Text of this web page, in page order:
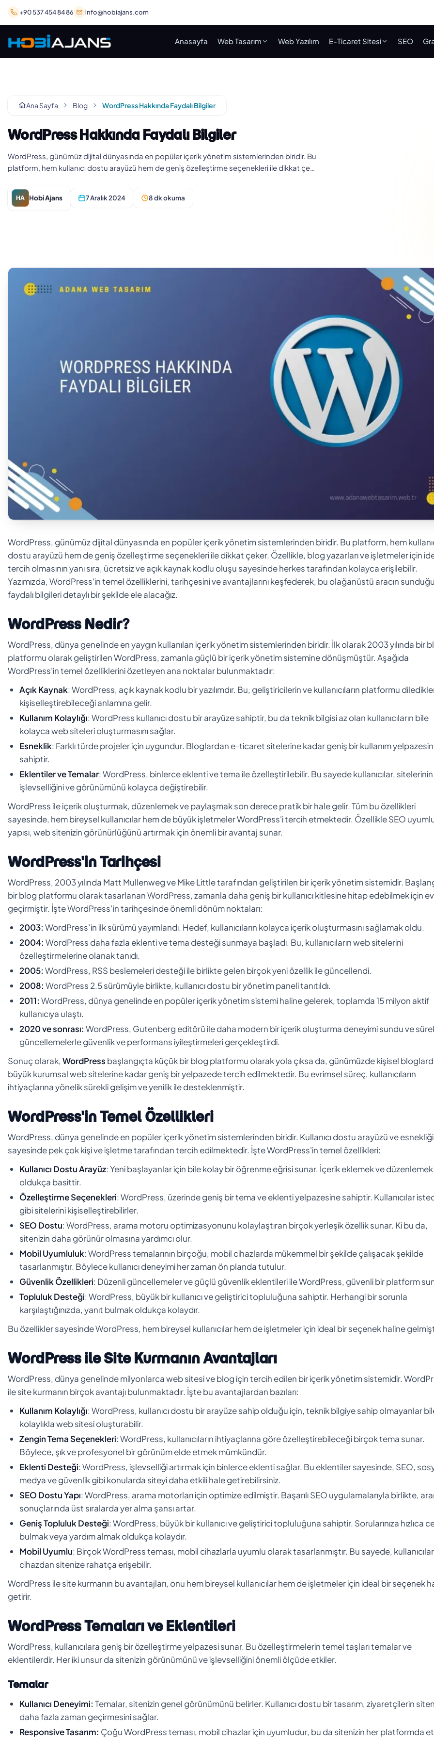
+90 537 454 84 86 info@hobiajans.com
Anasayfa Web Tasarım Web Yazılım E-Ticaret Sitesi SEO
Ana Sayfa Blog WordPress Hakkında Faydalı Bilgiler
WordPress Hakkında Faydalı Bilgiler
WordPress, günümüz dijital dünyasında en popüler içerik yönetim sistemlerinden biridir. Bu
platform, hem kullanıcı dostu arayüzü hem de geniş özelleştirme seçenekleri ile dikkat çe…
HA Hobi Ajans 7 Aralık 2024 8 dk okuma
WordPress, günümüz dijital dünyasında en popüler içerik yönetim sistemlerinden biridir. Bu platform, hem
dostu arayüzü hem de geniş özelleştirme seçenekleri ile dikkat çeker. Özellikle, blog yazarları ve işletmeler için
tercih olmasının yanı sıra, ücretsiz ve açık kaynak kodlu oluşu sayesinde herkes tarafından kolayca erişilebilir.
Yazımızda, WordPress'in temel özelliklerini, tarihçesini ve avantajlarını keşfederek, bu olağanüstü aracın sunduğu
faydalı bilgileri detaylı bir şekilde ele alacağız.
WordPress Nedir?
WordPress, dünya genelinde en yaygın kullanılan içerik yönetim sistemlerinden biridir. İlk olarak 2003 yılında bir
platformu olarak geliştirilen WordPress, zamanla güçlü bir içerik yönetim sistemine dönüşmüştür. Aşağıda
WordPress'in temel özelliklerini özetleyen ana noktalar bulunmaktadır:
Açık Kaynak: WordPress, açık kaynak kodlu bir yazılımdır. Bu, geliştiricilerin ve kullanıcıların platformu
kişiselleştirebileceği anlamına gelir.
Kullanım Kolaylığı: WordPress kullanıcı dostu bir arayüze sahiptir, bu da teknik bilgisi az olan kullanıcıların bile
kolayca web siteleri oluşturmasını sağlar.
Esneklik: Farklı türde projeler için uygundur. Bloglardan e-ticaret sitelerine kadar geniş bir kullanım
sahiptir.
Eklentiler ve Temalar: WordPress, binlerce eklenti ve tema ile özelleştirilebilir. Bu sayede kullanıcılar, sitelerinin
işlevselliğini ve görünümünü kolayca değiştirebilir.
WordPress ile içerik oluşturmak, düzenlemek ve paylaşmak son derece pratik bir hale gelir. Tüm bu özellikleri
sayesinde, hem bireysel kullanıcılar hem de büyük işletmeler WordPress'i tercih etmektedir. Özellikle SEO
yapısı, web sitenizin görünürlüğünü artırmak için önemli bir avantaj sunar.
WordPress'in Tarihçesi
WordPress, 2003 yılında Matt Mullenweg ve Mike Little tarafından geliştirilen bir içerik yönetim sistemidir.
bir blog platformu olarak tasarlanan WordPress, zamanla daha geniş bir kullanıcı kitlesine hitap edebilmek için
geçirmiştir. İşte WordPress’in tarihçesinde önemli dönüm noktaları:
2003: WordPress’in ilk sürümü yayımlandı. Hedef, kullanıcıların kolayca içerik oluşturmasını sağlamak oldu.
2004: WordPress daha fazla eklenti ve tema desteği sunmaya başladı. Bu, kullanıcıların web sitelerini
özelleştirmelerine olanak tanıdı.
2005: WordPress, RSS beslemeleri desteği ile birlikte gelen birçok yeni özellik ile güncellendi.
2008: WordPress 2.5 sürümüyle birlikte, kullanıcı dostu bir yönetim paneli tanıtıldı.
2011: WordPress, dünya genelinde en popüler içerik yönetim sistemi haline gelerek, toplamda 15 milyon aktif
kullanıcıya ulaştı.
2020 ve sonrası: WordPress, Gutenberg editörü ile daha modern bir içerik oluşturma deneyimi sundu ve
güncellemelerle güvenlik ve performans iyileştirmeleri gerçekleştirdi.
Sonuç olarak, WordPress başlangıçta küçük bir blog platformu olarak yola çıksa da, günümüzde kişisel
büyük kurumsal web sitelerine kadar geniş bir yelpazede tercih edilmektedir. Bu evrimsel süreç, kullanıcıların
ihtiyaçlarına yönelik sürekli gelişim ve yenilik ile desteklenmiştir.
WordPress'in Temel Özellikleri
WordPress, dünya genelinde en popüler içerik yönetim sistemlerinden biridir. Kullanıcı dostu arayüzü ve esnekliği
sayesinde pek çok kişi ve işletme tarafından tercih edilmektedir. İşte WordPress'in temel özellikleri:
Kullanıcı Dostu Arayüz: Yeni başlayanlar için bile kolay bir öğrenme eğrisi sunar. İçerik eklemek ve düzenlemek
oldukça basittir.
Özelleştirme Seçenekleri: WordPress, üzerinde geniş bir tema ve eklenti yelpazesine sahiptir. Kullanıcılar
gibi sitelerini kişiselleştirebilirler.
SEO Dostu: WordPress, arama motoru optimizasyonunu kolaylaştıran birçok yerleşik özellik sunar. Ki bu da,
sitenizin daha görünür olmasına yardımcı olur.
Mobil Uyumluluk: WordPress temalarının birçoğu, mobil cihazlarda mükemmel bir şekilde çalışacak şekilde
tasarlanmıştır. Böylece kullanıcı deneyimi her zaman ön planda tutulur.
Güvenlik Özellikleri: Düzenli güncellemeler ve güçlü güvenlik eklentileri ile WordPress, güvenli bir platform
Topluluk Desteği: WordPress, büyük bir kullanıcı ve geliştirici topluluğuna sahiptir. Herhangi bir sorunla
karşılaştığınızda, yanıt bulmak oldukça kolaydır.
Bu özellikler sayesinde WordPress, hem bireysel kullanıcılar hem de işletmeler için ideal bir seçenek haline
WordPress ile Site Kurmanın Avantajları
WordPress, dünya genelinde milyonlarca web sitesi ve blog için tercih edilen bir içerik yönetim sistemidir.
ile site kurmanın birçok avantajı bulunmaktadır. İşte bu avantajlardan bazıları:
Kullanım Kolaylığı: WordPress, kullanıcı dostu bir arayüze sahip olduğu için, teknik bilgiye sahip olmayanlar
kolaylıkla web sitesi oluşturabilir.
Zengin Tema Seçenekleri: WordPress, kullanıcıların ihtiyaçlarına göre özelleştirebileceği birçok tema sunar.
Böylece, şık ve profesyonel bir görünüm elde etmek mümkündür.
Eklenti Desteği: WordPress, işlevselliği artırmak için binlerce eklenti sağlar. Bu eklentiler sayesinde, SEO,
medya ve güvenlik gibi konularda siteyi daha etkili hale getirebilirsiniz.
SEO Dostu Yapı: WordPress, arama motorları için optimize edilmiştir. Başarılı SEO uygulamalarıyla birlikte,
sonuçlarında üst sıralarda yer alma şansı artar.
Geniş Topluluk Desteği: WordPress, büyük bir kullanıcı ve geliştirici topluluğuna sahiptir. Sorularınıza hızlıca
bulmak veya yardım almak oldukça kolaydır.
Mobil Uyumlu: Birçok WordPress teması, mobil cihazlarla uyumlu olarak tasarlanmıştır. Bu sayede,
cihazdan sitenize rahatça erişebilir.
WordPress ile site kurmanın bu avantajları, onu hem bireysel kullanıcılar hem de işletmeler için ideal bir seçenek
getirir.
WordPress Temaları ve Eklentileri
WordPress, kullanıcılara geniş bir özelleştirme yelpazesi sunar. Bu özelleştirmelerin temel taşları temalar ve
eklentilerdir. Her iki unsur da sitenizin görünümünü ve işlevselliğini önemli ölçüde etkiler.
Temalar
Kullanıcı Deneyimi: Temalar, sitenizin genel görünümünü belirler. Kullanıcı dostu bir tasarım, ziyaretçilerin
daha fazla zaman geçirmesini sağlar.
Responsive Tasarım: Çoğu WordPress teması, mobil cihazlar için uyumludur, bu da sitenizin her platformda